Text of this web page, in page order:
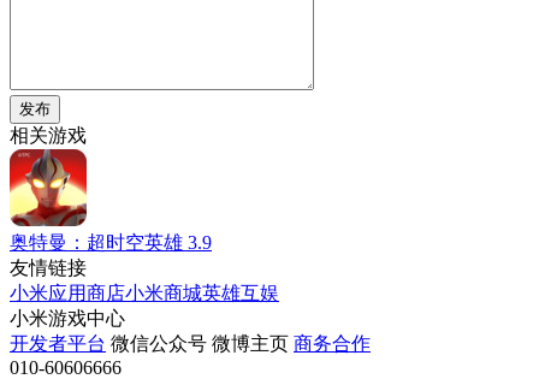
发布
相关游戏
奥特曼：超时空英雄 3.9
友情链接
小米应用商店小米商城英雄互娱
小米游戏中心
开发者平台 微信公众号 微博主页 商务合作
010-60606666